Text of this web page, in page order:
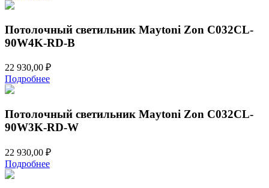
Потолочный светильник Maytoni Zon C032CL-
90W4K-RD-B
22 930,00 ₽
Подробнее
Потолочный светильник Maytoni Zon C032CL-
90W3K-RD-W
22 930,00 ₽
Подробнее